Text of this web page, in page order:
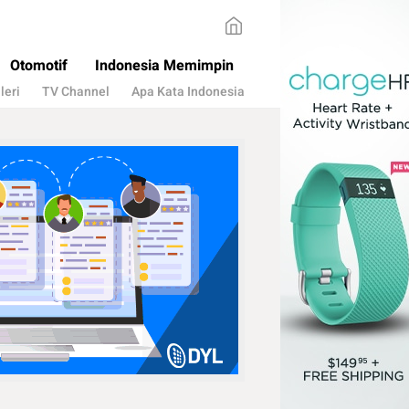
Otomotif Indonesia Memimpin
TV Channel Apa Kata Indonesia